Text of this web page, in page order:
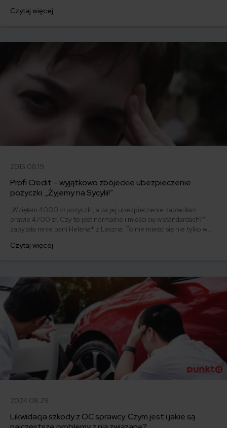
odmówił świadczenia, podając przy tym absurdalne argumenty. Nie
Czytaj więcej
2015.08.19
Profi Credit – wyjątkowo zbójeckie ubezpieczenie
pożyczki. „Żyjemy na Sycylii!”
„Wzięłam 4000 zł pożyczki, a za jej ubezpieczenie zapłaciłam
prawie 4700 zł. Czy to jest normalne i mieści się w standardach?” -
zapytała mnie pani Helena* z Leszna. To nie mieści się nie tylko w
pożyczkowa Profi Credit doi swoich klientów za pomocą
Czytaj więcej
2024.08.29
Likwidacja szkody z OC sprawcy. Czym jest i jakie są